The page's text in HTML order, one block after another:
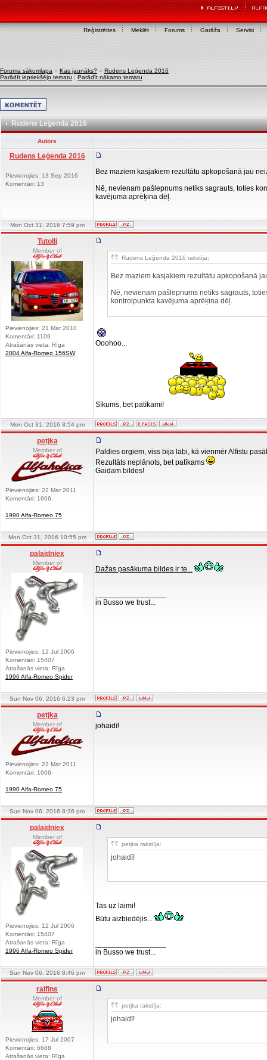
Reģistrēties Meklēt Forums Garāža Servisi
Foruma sākumlapa » Kas jaunāks? » Rudens Leģenda 2016
Parādīt iepriekšējo tematu | Parādīt nākamo tematu
Rudens Leģenda 2016
Autors
Rudens Leģenda 2016
Pievienojies: 13 Sep 2016
Komentāri: 13
Bez maziem kasjakiem rezultātu apkopošanā jau
Nē, nevienam pašlepnums netiks sagrauts, toties
kavējuma aprēķina dēļ.
Mon Oct 31, 2016 7:59 pm
Tutolli
Member of
Pievienojies: 21 Mar 2010
Komentāri: 1109
Atrašanās vieta: Rīga
2004 Alfa-Romeo 156SW
Rudens Leģenda 2016 rakstīja:
Bez maziem kasjakiem rezultātu apkopošanā
Nē, nevienam pašlepnums netiks sagrauts,
kontrolpunkta kavējuma aprēķina dēļ.
Ooohoo...
Sīkums, bet patīkami!
Mon Oct 31, 2016 8:54 pm
petjka
Member of
Pievienojies: 22 Mar 2011
Komentāri: 1606
1990 Alfa-Romeo 75
Paldies orgiem, viss bija labi, kā vienmēr Alfistu
Rezultāts neplānots, bet patīkams
Gaidam bildes!
Mon Oct 31, 2016 10:55 pm
palaidniex
Member of
Pievienojies: 12 Jul 2006
Komentāri: 15407
Atrašanās vieta: Rīga
1996 Alfa-Romeo Spider
Dažas pasākuma bildes ir te...
in Busso we trust...
Sun Nov 06, 2016 6:23 pm
petjka
Member of
Pievienojies: 22 Mar 2011
Komentāri: 1606
1990 Alfa-Romeo 75
johaidī!
Sun Nov 06, 2016 8:36 pm
palaidniex
Member of
Pievienojies: 12 Jul 2006
Komentāri: 15407
Atrašanās vieta: Rīga
1996 Alfa-Romeo Spider
petjka rakstīja:
johaidī!
Tas uz laimi!
Būtu aizbiedējis...
in Busso we trust...
Sun Nov 06, 2016 8:46 pm
ralfins
Member of
Pievienojies: 17 Jul 2007
Komentāri: 6688
Atrašanās vieta: Rīga
petjka rakstīja:
johaidī!